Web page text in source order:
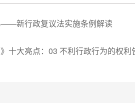
新行政复议法实施条例解读
十大亮点：03 不利行政行为的权